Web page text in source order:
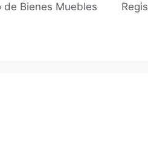
de Bienes Muebles